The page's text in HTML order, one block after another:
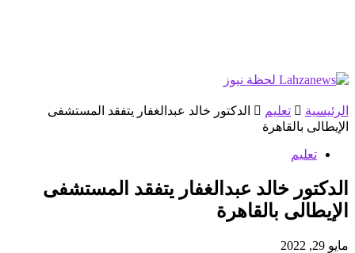
الرئيسية تعليم
الدكتور خالد عبدالغفار يتفقد المستشفى
الإيطالى بالقاهرة
تعليم
الدكتور خالد عبدالغفار يتفقد المستشفى
الإيطالى بالقاهرة
مايو 29, 2022